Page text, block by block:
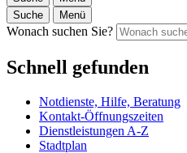
Suche
Menü
Wonach suchen Sie?
Schnell gefunden
Notdienste, Hilfe, Beratung
Kontakt-Öffnungszeiten
Dienstleistungen A-Z
Stadtplan